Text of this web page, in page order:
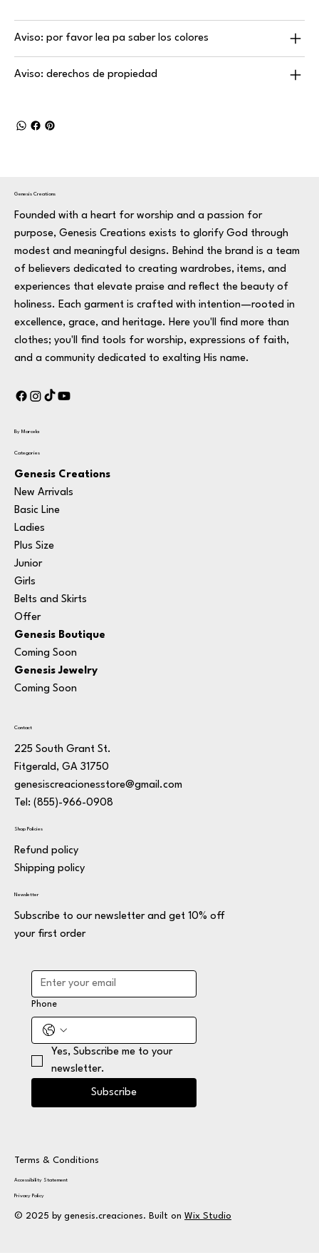
Aviso: por favor lea pa saber los colores
Aviso: derechos de propiedad
Genesis Creations
Founded with a heart for worship and a passion for
purpose, Genesis Creations exists to glorify God through
modest and meaningful designs. Behind the brand is a team
of believers dedicated to creating wardrobes, items, and
experiences that elevate praise and reflect the beauty of
holiness. Each garment is crafted with intention—rooted in
excellence, grace, and heritage. Here you'll find more than
clothes; you'll find tools for worship, expressions of faith,
and a community dedicated to exalting His name.
By Marcela
Categories
Genesis Creations
New Arrivals
Basic Line
Ladies
Plus Size
Junior
Girls
Belts and Skirts
Offer
Genesis Boutique
Coming Soon
Genesis Jewelry
Coming Soon
Contact
225 South Grant St.
Fitgerald, GA 31750
genesiscreacionesstore@gmail.com
Tel: (855)-966-0908
Shop Policies
Refund policy
Shipping policy
Newsletter
Subscribe to our newsletter and get 10% off
your first order
Phone
Yes, Subscribe me to your
newsletter.
Subscribe
Terms & Conditions
Privacy Policy
Accessibility Statement
© 2025 by genesis.creaciones. Built on Wix Studio